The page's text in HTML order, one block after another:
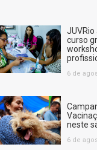
curso
6 de
neste
6 de